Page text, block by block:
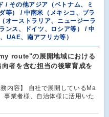
/ その他アジア（ベトナム、ミ
等） / 中南米（メキシコ、ブラ
オーストラリア、ニュージーラ
ンス、ドイツ、ロシア等） / 中
UAE、南アフリカ等）
route"の展開地域における
者を含む担当の後輩育成を
内容】 自社で展開しているMa
事業者様、自治体様に活用いた